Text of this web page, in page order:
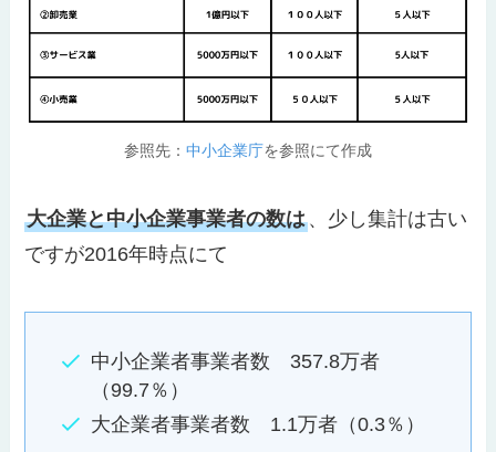
参照先： 中小企業庁を参照にて作成
大企業と中小企業事業者の数は、少し集計は古い
ですが2016年時点にて
中小企業者事業者数 357.8万者
（99.7％）
大企業者事業者数 1.1万者（0.3％）